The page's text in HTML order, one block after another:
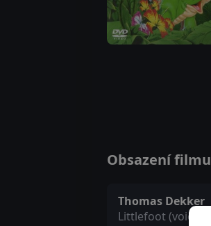
Obsazení
Thomas Dekker
Littlefoot (voice)